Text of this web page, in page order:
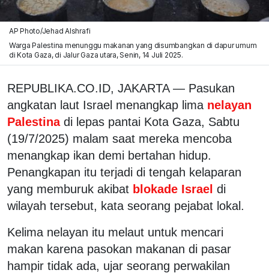
AP Photo/Jehad Alshrafi
Warga Palestina menunggu makanan yang disumbangkan di dapur umum
di Kota Gaza, di Jalur Gaza utara, Senin, 14 Juli 2025.
REPUBLIKA.CO.ID, JAKARTA — Pasukan
angkatan laut Israel menangkap lima nelayan
Palestina di lepas pantai Kota Gaza, Sabtu
(19/7/2025) malam saat mereka mencoba
menangkap ikan demi bertahan hidup.
Penangkapan itu terjadi di tengah kelaparan
yang memburuk akibat blokade Israel di
wilayah tersebut, kata seorang pejabat lokal.
Kelima nelayan itu melaut untuk mencari
makan karena pasokan makanan di pasar
hampir tidak ada, ujar seorang perwakilan